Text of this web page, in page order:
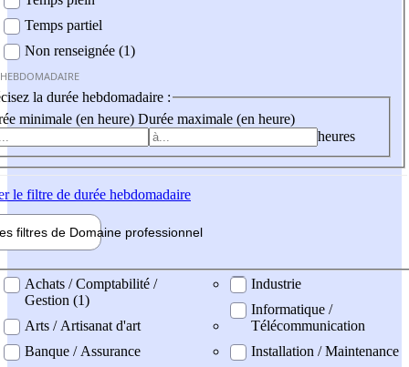
Temps partiel
Non renseignée (1)
la durée hebdomadaire :
minimale (en heure) Durée maximale (en heure)
heures
le filtre de durée hebdomadaire
filtres de Domaine professionnel
professionel
Achats / Comptabilité /
Gestion (1)
Arts / Artisanat d'art
Banque / Assurance
Industrie
Informatique /
Télécommunication
Installation / Maintenance